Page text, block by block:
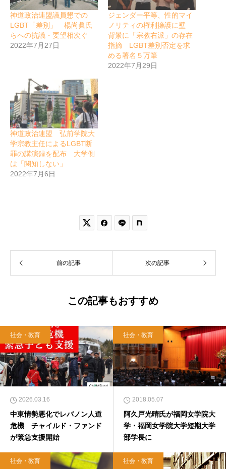
神道政治連盟議員懇での
LGBT「差別」 楊尚眞氏
らへの抗議・要望相次ぐ
2022年7月27日
ジェンダー平等、性的マイ
ノリティの権利擁護に壁
背景に「宗教右派」の存在
指摘 LGBT差別否定を求
める署名５万筆
2022年7月29日
神道政治連盟 弘前学院大
学宗教主任によるLGBT断
罪の講演録を配布 大学側
は「関知しない」
2022年7月6日
 
前の記事 次の記事
この記事もおすすめ
社会・教育
2026.03.16
中東情勢悪化でレバノン人道
危機 チャイルド・ファンド
が緊急支援開始
社会・教育
2018.05.07
阿久戸光晴氏が福岡女学院大
学・福岡女学院大学短期大学
部学長に
社会・教育 社会・教育